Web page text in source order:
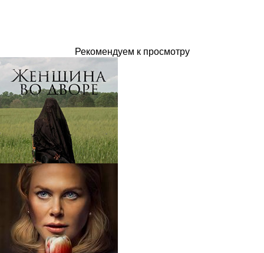
Рекомендуем к просмотру